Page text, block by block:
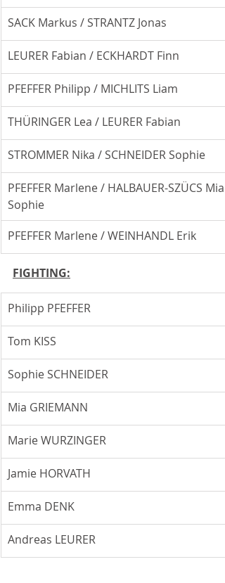
SACK Markus / STRANTZ Jonas
LEURER Fabian / ECKHARDT Finn
PFEFFER Philipp / MICHLITS Liam
THÜRINGER Lea / LEURER Fabian
STROMMER Nika / SCHNEIDER Sophie
PFEFFER Marlene / HALBAUER-SZÜCS Mia
Sophie
PFEFFER Marlene / WEINHANDL Erik
FIGHTING:
Philipp PFEFFER
Tom KISS
Sophie SCHNEIDER
Mia GRIEMANN
Marie WURZINGER
Jamie HORVATH
Emma DENK
Andreas LEURER